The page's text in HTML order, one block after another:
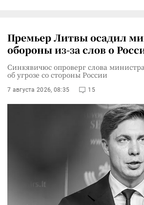
Премьер Литвы осадил
обороны из-за слов о
Синкявичюс опроверг слова
об угрозе со стороны России
7 августа 2026, 08:35 15